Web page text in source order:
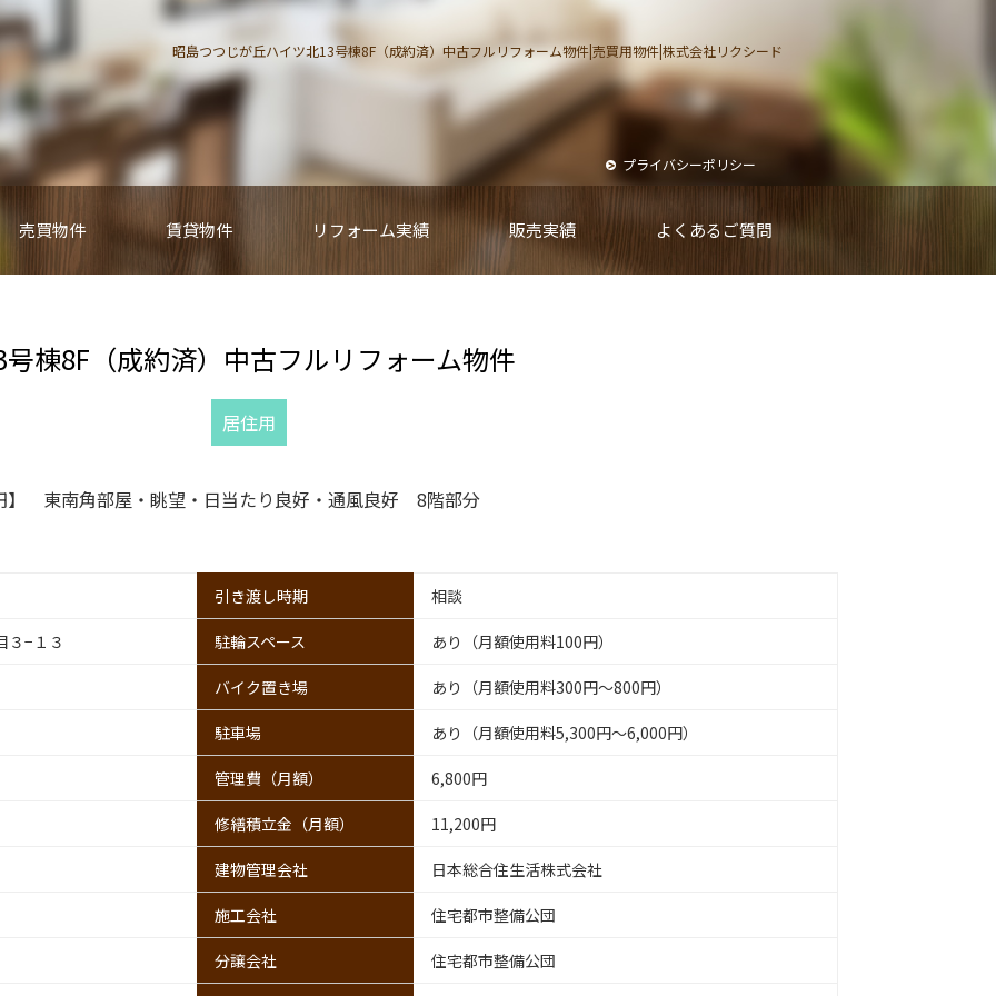
昭島つつじが丘ハイツ北13号棟8F（成約済）中古フルリフォーム物件|売買用物件|株式会社リクシード
プライバシーポリシー
売買物件 賃貸物件 リフォーム実績 販売実績 よくあるご質問
棟8F（成約済）中古フルリフォーム物件
居住用
】 東南角部屋・眺望・日当たり良好・通風良好 8階部分
引き渡し時期 相談
３−１３ 駐輪スペース あり（月額使用料100円）
バイク置き場 あり（月額使用料300円～800円）
駐車場 あり（月額使用料5,300円～6,000円）
管理費 （月額） 6,800円
修繕積立金 （月額） 11,200円
建物管理会社 日本総合住生活株式会社
施工会社 住宅都市整備公団
分譲会社 住宅都市整備公団